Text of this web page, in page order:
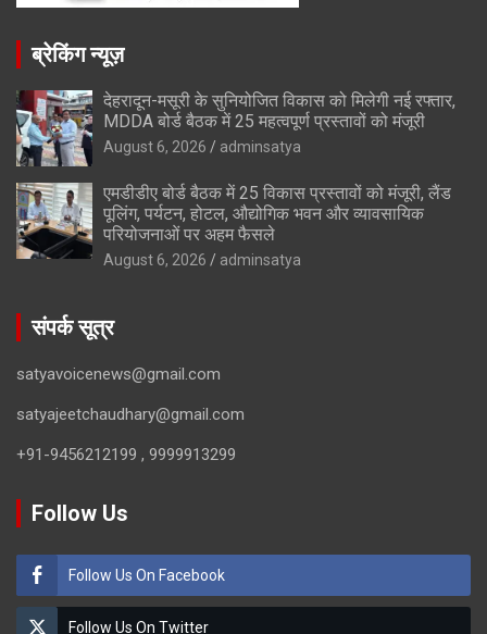
ब्रेकिंग न्यूज़
देहरादून-मसूरी के सुनियोजित विकास को मिलेगी नई रफ्तार,
MDDA बोर्ड बैठक में 25 महत्वपूर्ण प्रस्तावों को मंजूरी
August 6, 2026 adminsatya
एमडीडीए बोर्ड बैठक में 25 विकास प्रस्तावों को मंजूरी, लैंड
पूलिंग, पर्यटन, होटल, औद्योगिक भवन और व्यावसायिक
परियोजनाओं पर अहम फैसले
August 6, 2026 adminsatya
संपर्क सूत्र
satyavoicenews@gmail.com
satyajeetchaudhary@gmail.com
+91-9456212199 , 9999913299
Follow Us
Follow Us On Facebook
Follow Us On Twitter